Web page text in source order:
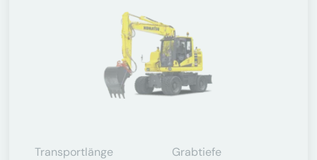
Transportlänge
Grabtiefe